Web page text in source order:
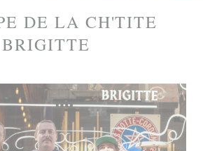
DE LA CH'TITE
BRIGITTE